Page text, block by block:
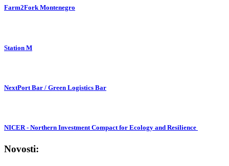
Farm2Fork Montenegro
Station M
NextPort Bar / Green Logistics Bar
NICER - Northern Investment Compact for Ecology and Resilience
Novosti: